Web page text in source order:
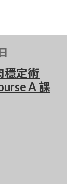
穩定術
A 課